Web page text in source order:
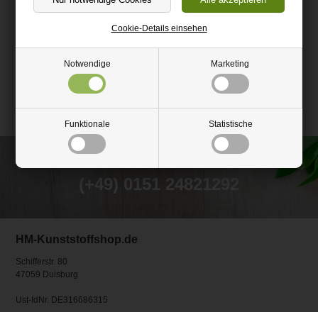
Notwendige Marketing
Funktionale Statistische
Cookie-Details einsehen
16,80 EUR
In den Warenkorb
(+49) 0151 24821292
HM-Kunststoffshop.de
Schifferstr. 80
47059 Duisburg
Ust-IdNr. DE316686315